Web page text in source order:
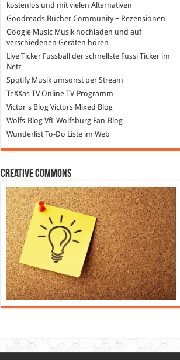
kostenlos und mit vielen Alternativen
GoodreadsBücher Community + Rezensionen
Google MusicMusik hochladen und auf
verschiedenen Geräten hören
Live Ticker Fussball
der schnellste Fussi Ticker im
Netz
SpotifyMusik umsonst per Stream
TeXXas TVOnline TV-Programm
Victor's BlogVictors Mixed Blog
Wolfs-BlogVfL Wolfsburg Fan-Blog
WunderlistTo-Do Liste im Web
Creative Commons